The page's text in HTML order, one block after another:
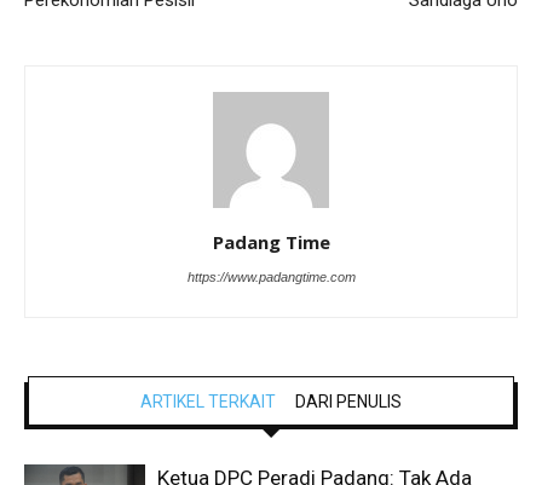
Padang Time
https://www.padangtime.com
ARTIKEL TERKAIT DARI PENULIS
Ketua DPC Peradi Padang: Tak Ada